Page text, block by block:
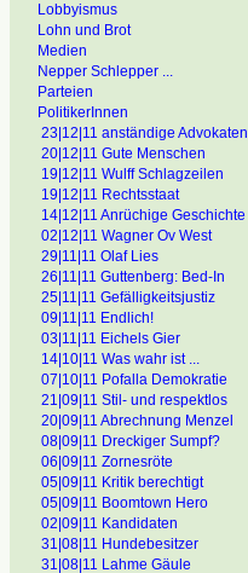
Lobbyismus
Lohn und Brot
Medien
Nepper Schlepper ...
Parteien
PolitikerInnen
23|12|11 anständige Advokaten
20|12|11 Gute Menschen
19|12|11 Wulff Schlagzeilen
19|12|11 Rechtsstaat
14|12|11 Anrüchige Geschichte
02|12|11 Wagner Ov West
29|11|11 Olaf Lies
26|11|11 Guttenberg: Bed-In
25|11|11 Gefälligkeitsjustiz
09|11|11 Endlich!
03|11|11 Eichels Gier
14|10|11 Was wahr ist ...
07|10|11 Pofalla Demokratie
21|09|11 Stil- und respektlos
20|09|11 Abrechnung Menzel
08|09|11 Dreckiger Sumpf?
06|09|11 Zornesröte
05|09|11 Kritik berechtigt
05|09|11 Boomtown Hero
02|09|11 Kandidaten
31|08|11 Hundebesitzer
31|08|11 Lahme Gäule